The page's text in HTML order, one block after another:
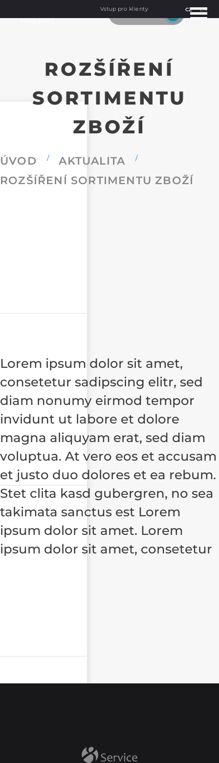
Vstup pro klienty CZ EN
ROZŠÍŘENÍ
SORTIMENTU
ZBOŽÍ
ÚVOD
AKTUALITA
ROZŠÍŘENÍ SORTIMENTU ZBOŽÍ
Lorem ipsum dolor sit amet,
consetetur sadipscing elitr, sed
diam nonumy eirmod tempor
invidunt ut labore et dolore
magna aliquyam erat, sed diam
voluptua. At vero eos et accusam
et justo duo dolores et ea rebum.
Stet clita kasd gubergren, no sea
takimata sanctus est Lorem
ipsum dolor sit amet. Lorem
ipsum dolor sit amet, consetetur